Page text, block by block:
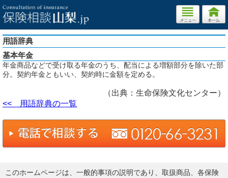
用語辞典
基本年金
年金商品などで受け取る年金のうち、配当による増額部分を除いた部
分。契約年金ともいい、契約時に金額を定める。
（出典：生命保険文化センター）
<< 用語辞典の一覧
このホームページは、一般的事項の説明であり、取扱商品、各保険